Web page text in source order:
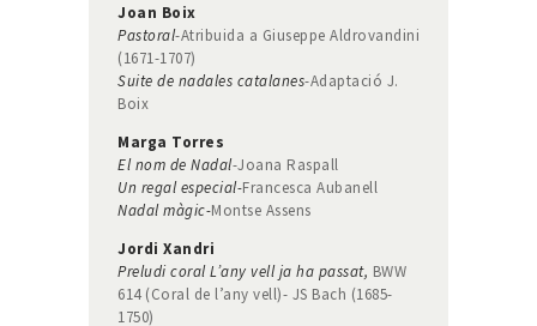
Joan Boix
Pastoral-Atribuida a Giuseppe Aldrovandini
(1671-1707)
Suite de nadales catalanes-Adaptació J.
Boix
Marga Torres
El nom de Nadal-Joana Raspall
Un regal especial-Francesca Aubanell
Nadal màgic-Montse Assens
Jordi Xandri
Preludi coral L’any vell ja ha passat, BWW
614 (Coral de l’any vell)- JS Bach (1685-
1750)